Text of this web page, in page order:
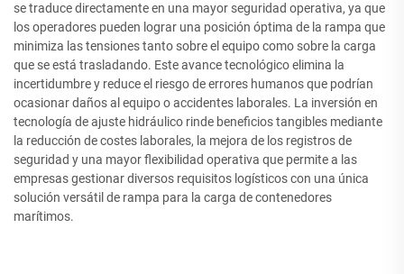
se traduce directamente en una mayor seguridad operativa, ya que
los operadores pueden lograr una posición óptima de la rampa que
minimiza las tensiones tanto sobre el equipo como sobre la carga
que se está trasladando. Este avance tecnológico elimina la
incertidumbre y reduce el riesgo de errores humanos que podrían
ocasionar daños al equipo o accidentes laborales. La inversión en
tecnología de ajuste hidráulico rinde beneficios tangibles mediante
la reducción de costes laborales, la mejora de los registros de
seguridad y una mayor flexibilidad operativa que permite a las
empresas gestionar diversos requisitos logísticos con una única
solución versátil de rampa para la carga de contenedores
marítimos.